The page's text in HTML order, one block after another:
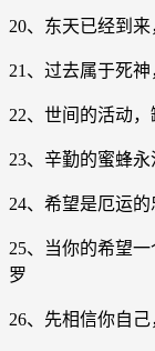
20、东天已经到
21、过去属于死
22、世间的活动
23、辛勤的蜜蜂
24、希望是厄运
25、当你的希望
罗
26、先相信你自